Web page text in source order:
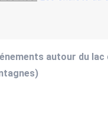
autour du